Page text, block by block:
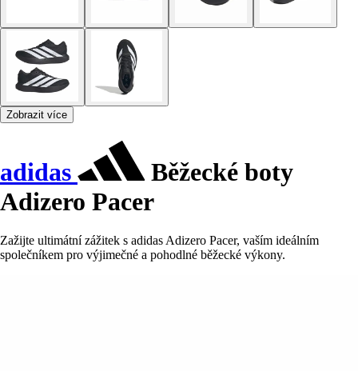
Zobrazit více
adidas
Běžecké boty
Adizero Pacer
Zažijte ultimátní zážitek s adidas Adizero Pacer, vaším ideálním
společníkem pro výjimečné a pohodlné běžecké výkony.